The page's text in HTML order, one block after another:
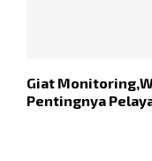
Giat
Pentingnya